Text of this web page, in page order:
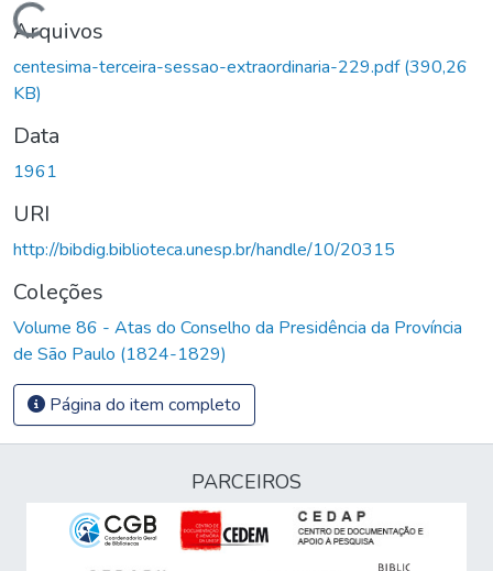
Carregando...
Arquivos
centesima-terceira-sessao-extraordinaria-229.pdf(390,26
KB)
Data
1961
URI
http://bibdig.biblioteca.unesp.br/handle/10/20315
Coleções
Volume 86 - Atas do Conselho da Presidência da Província
de São Paulo (1824-1829)
Página do item completo
PARCEIROS